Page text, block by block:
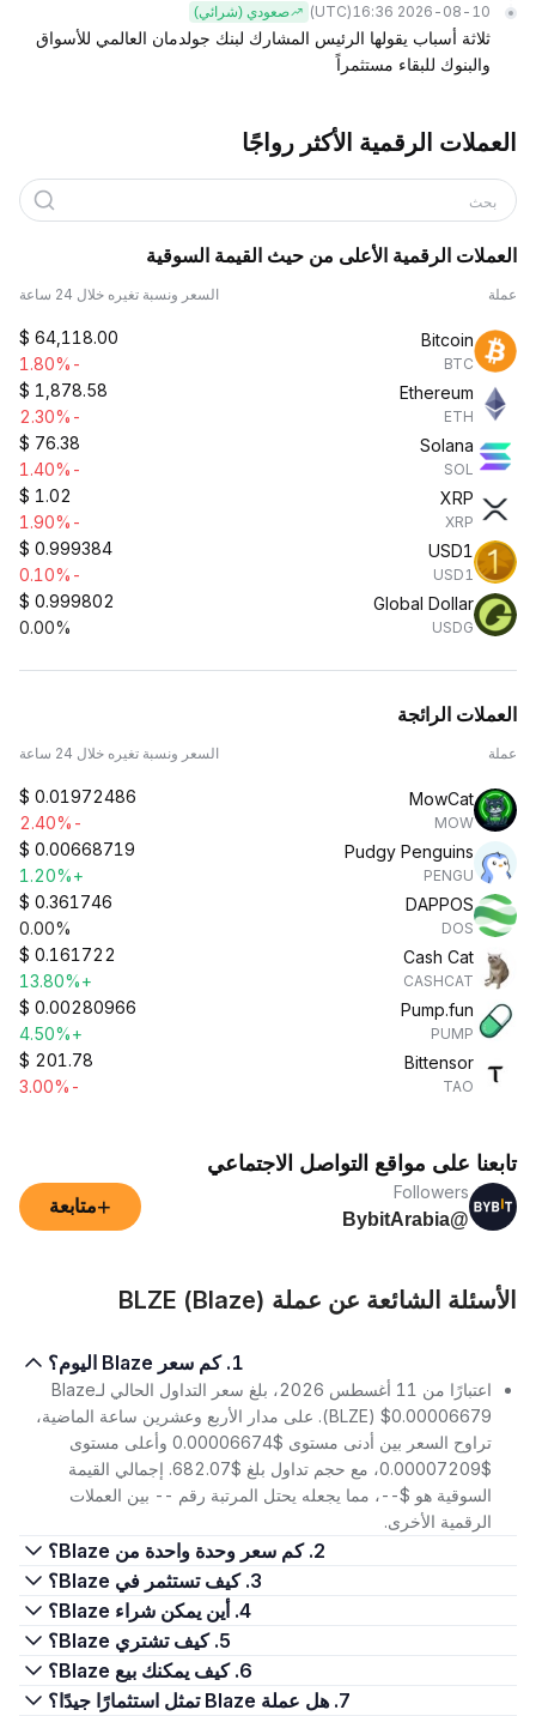
2026-08-10 16:36
(UTC) صعودي (شرائي)
ثلاثة أسباب يقولها الرئيس المشارك لبنك جولدمان العالمي للأسواق
والبنوك للبقاء مستثمراً
العملات الرقمية الأكثر رواجًا
بحث
العملات الرقمية الأعلى من حيث القيمة السوقية
عملة السعر ونسبة تغيره خلال 24 ساعة
Bitcoin
BTC
$ 64,118.00
-1.80%
Ethereum
ETH
$ 1,878.58
-2.30%
Solana
SOL
$ 76.38
-1.40%
XRP
XRP
$ 1.02
-1.90%
USD1
USD1
$ 0.999384
-0.10%
Global Dollar
USDG
$ 0.999802
0.00%
العملات الرائجة
عملة السعر ونسبة تغيره خلال 24 ساعة
MowCat
MOW
$ 0.01972486
-2.40%
Pudgy Penguins
PENGU
$ 0.00668719
+1.20%
DAPPOS
DOS
$ 0.361746
0.00%
Cash Cat
CASHCAT
$ 0.161722
+13.80%
Pump.fun
PUMP
$ 0.00280966
+4.50%
Bittensor
TAO
$ 201.78
-3.00%
تابعنا على مواقع التواصل الاجتماعي
Followers
@BybitArabia
+متابعة
الأسئلة الشائعة عن عملة BLZE (Blaze)
1. كم سعر Blaze اليوم؟
اعتبارًا من 11 أغسطس 2026، بلغ سعر التداول الحالي لـBlaze
(BLZE) $0.00006679. على مدار الأربع وعشرين ساعة الماضية،
تراوح السعر بين أدنى مستوى $0.00006674 وأعلى مستوى
$0.00007209، مع حجم تداول بلغ $682.07. إجمالي القيمة
السوقية هو $--، مما يجعله يحتل المرتبة رقم -- بين العملات
الرقمية الأخرى.
2. كم سعر وحدة واحدة من Blaze؟
3. كيف تستثمر في Blaze؟
4. أين يمكن شراء Blaze؟
5. كيف تشتري Blaze؟
6. كيف يمكنك بيع Blaze؟
7. هل عملة Blaze تمثل استثمارًا جيدًا؟